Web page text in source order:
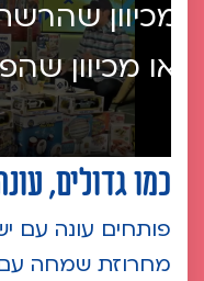
מכיוון
או מכיוון
כמו גדולים, עונה 3 |
פותחים עונה עם
מחרוזת שמחה עם